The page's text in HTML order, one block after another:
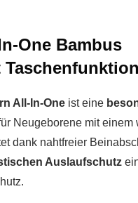
One Bambus
Taschenfunktion
All-In-One ist eine
Neugeborene mit einem
dank nahtfreier
Auslaufschutz